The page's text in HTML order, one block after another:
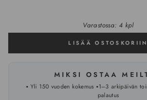
Varastossa: 4 kpl
LISÄÄ OSTOSKORIIN
MIKSI OSTAA
▪️ Yli 150 vuoden kokemus ▪️1–3 arkipäivän
palautus